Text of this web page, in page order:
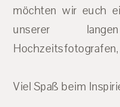
möchten wir euch
unserer
Hochzeitsfotografen,
Viel Spaß beim